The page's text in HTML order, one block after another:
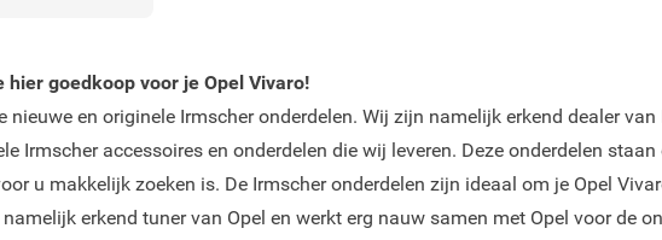
goedkoop voor je Opel Vivaro!
en originele Irmscher onderdelen. Wij zijn namelijk erkend dealer van
Irmscher accessoires en onderdelen die wij leveren. Deze onderdelen
u makkelijk zoeken is. De Irmscher onderdelen zijn ideaal om je Opel
erkend tuner van Opel en werkt erg nauw samen met Opel voor de